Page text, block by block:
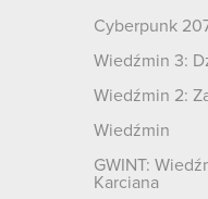
Cyberpunk
Wiedźmin 3:
Wiedźmin 2:
Wiedźmin
GWINT:
Karciana